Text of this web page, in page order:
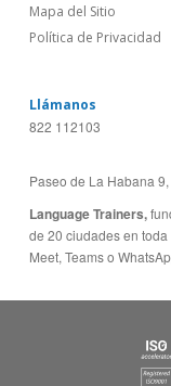
Mapa del Sitio
Política de Privacidad
Llámanos
822 112103
Paseo de La Habana
Language Trainers,
de 20 ciudades en
Meet, Teams o